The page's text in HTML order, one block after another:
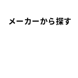
メーカーから探す